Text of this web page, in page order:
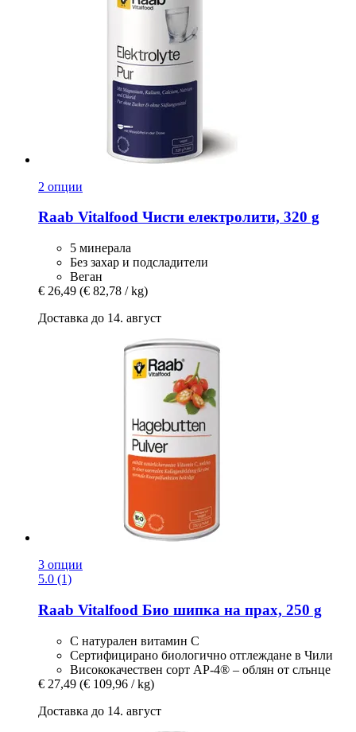
2 опции
Raab Vitalfood Чисти електролити, 320 g
5 минерала
Без захар и подсладители
Веган
€ 26,49 (€ 82,78 / kg)
Доставка до 14. август
3 опции
5.0 (1)
Raab Vitalfood Био шипка на прах, 250 g
С натурален витамин C
Сертифицирано биологично отглеждане в Чили
Висококачествен сорт AP-4® – облян от слънце
€ 27,49 (€ 109,96 / kg)
Доставка до 14. август